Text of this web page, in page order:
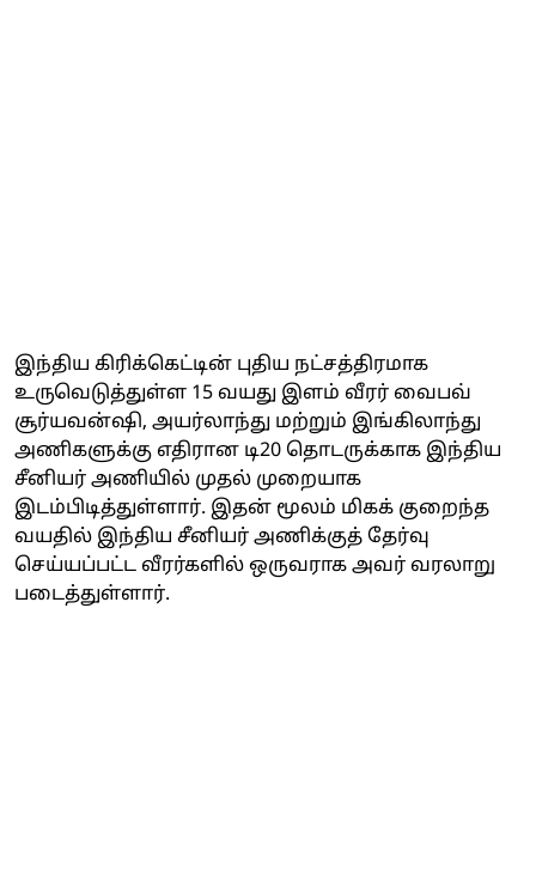
இந்திய கிரிக்கெட்டின் புதிய நட்சத்திரமாக
உருவெடுத்துள்ள 15 வயது இளம் வீரர் வைபவ்
சூர்யவன்ஷி, அயர்லாந்து மற்றும் இங்கிலாந்து
அணிகளுக்கு எதிரான டி20 தொடருக்காக இந்திய
சீனியர் அணியில் முதல் முறையாக
இடம்பிடித்துள்ளார். இதன் மூலம் மிகக் குறைந்த
வயதில் இந்திய சீனியர் அணிக்குத் தேர்வு
செய்யப்பட்ட வீரர்களில் ஒருவராக அவர் வரலாறு
படைத்துள்ளார்.